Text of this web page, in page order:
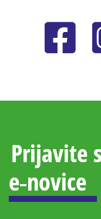
Prijavite
e‑novice